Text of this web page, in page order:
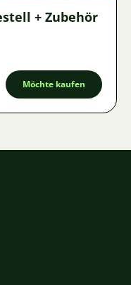
+ Zubehör
Möchte kaufen